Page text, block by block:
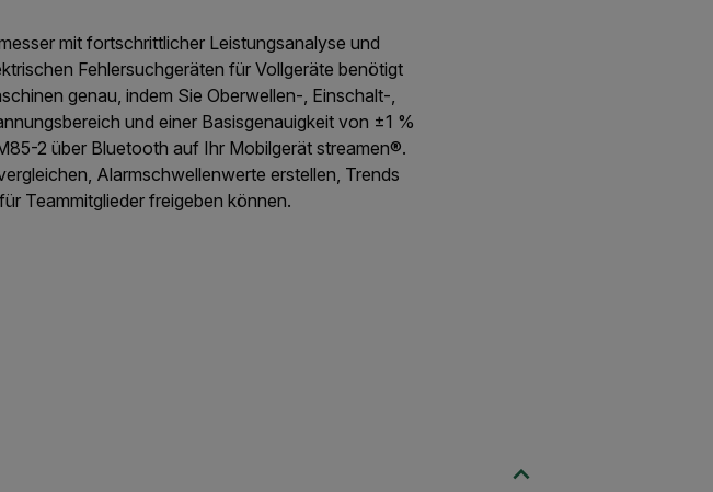
mit fortschrittlicher Leistungsanalyse und
Fehlersuchgeräten für Vollgeräte benötigt
genau, indem Sie Oberwellen-, Einschalt-,
und einer Basisgenauigkeit von ±1 %
2 über Bluetooth auf Ihr Mobilgerät streamen®.
Alarmschwellenwerte erstellen, Trends
Teammitglieder freigeben können.